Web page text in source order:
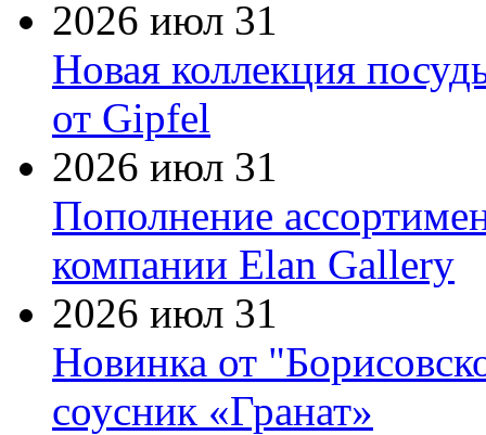
2026 июл 31
Новая коллекция
от Gipfel
2026 июл 31
Пополнение
компании Elan Gallery
2026 июл 31
Новинка от
соусник «Гранат»